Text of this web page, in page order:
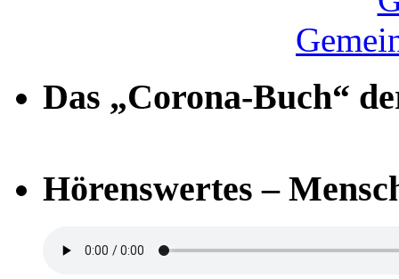
Das „Corona-Buch“
Hörenswertes –